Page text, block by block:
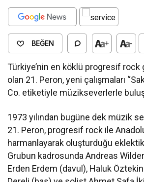
BEĞEN + -
Türkiye’nin en köklü progresif rock
olan 21. Peron, yeni çalışmaları
Co. etiketiyle müzikseverlerle
1973 yılından bugüne dek müzik
21. Peron, progresif rock ile
harmanlayarak oluşturduğu eklektik
Grubun kadrosunda Andreas
Erden Erdem (davul), Haluk